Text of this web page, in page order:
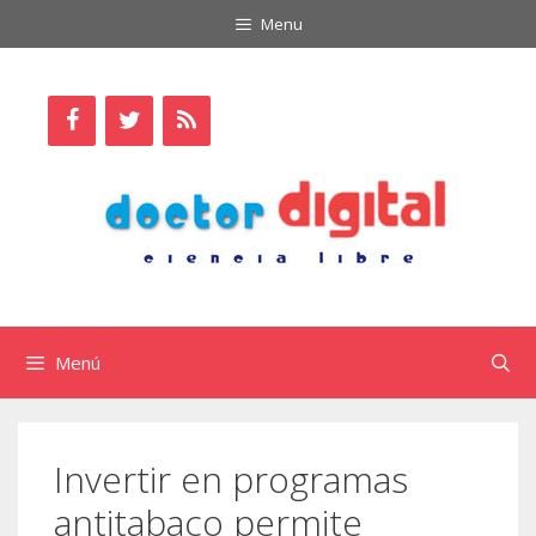
al
Menu
Menú
Invertir en programas
antitabaco permite